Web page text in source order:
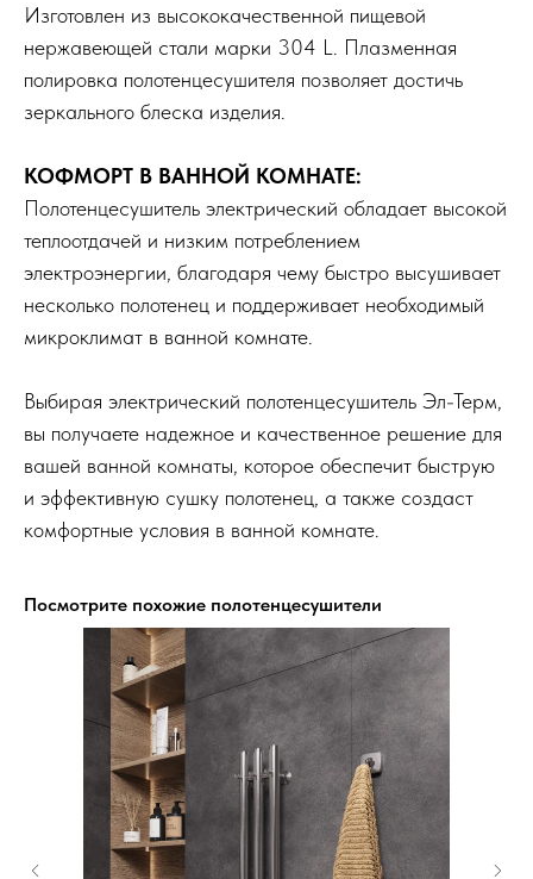
Изготовлен из высококачественной пищевой
нержавеющей стали марки 304 L. Плазменная
полировка полотенцесушителя позволяет достичь
зеркального блеска изделия.
КОФМОРТ В ВАННОЙ КОМНАТЕ:
Полотенцесушитель электрический обладает высокой
теплоотдачей и низким потреблением
электроэнергии, благодаря чему быстро высушивает
несколько полотенец и поддерживает необходимый
микроклимат в ванной комнате.
Выбирая электрический полотенцесушитель Эл-Терм,
вы получаете надежное и качественное решение для
вашей ванной комнаты, которое обеспечит быструю
и эффективную сушку полотенец, а также создаст
комфортные условия в ванной комнате.
Посмотрите похожие полотенцесушители